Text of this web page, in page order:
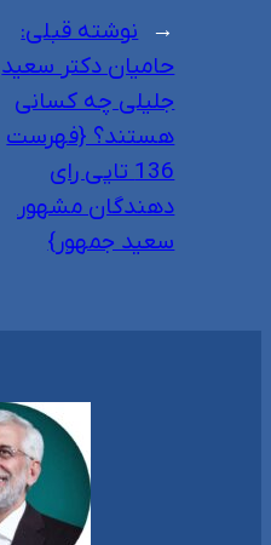
← نوشته قبلی:
حامیان دکتر سعید
جلیلی چه کسانی
هستند؟ {فهرست
136 تایی رای
دهندگان مشهور
سعید جمهور}